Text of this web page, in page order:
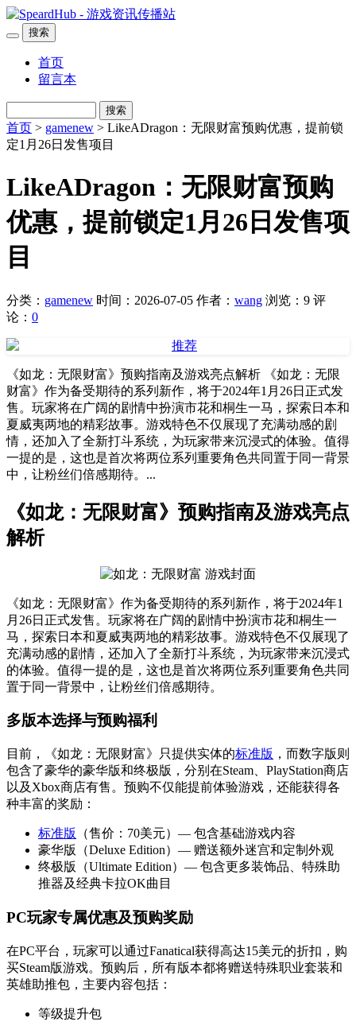
搜索
首页
留言本
搜索
首页 > gamenew > LikeADragon：无限财富预购优惠，提前锁
定1月26日发售项目
LikeADragon：无限财富预购
优惠，提前锁定1月26日发售项
目
分类： gamenew 时间：2026-07-05 作者： wang 浏览：9 评
论： 0
《如龙：无限财富》预购指南及游戏亮点解析 《如龙：无限
财富》作为备受期待的系列新作，将于2024年1月26日正式发
售。玩家将在广阔的剧情中扮演市花和桐生一马，探索日本和
夏威夷两地的精彩故事。游戏特色不仅展现了充满动感的剧
情，还加入了全新打斗系统，为玩家带来沉浸式的体验。值得
一提的是，这也是首次将两位系列重要角色共同置于同一背景
中，让粉丝们倍感期待。...
《如龙：无限财富》预购指南及游戏亮点
解析
《如龙：无限财富》作为备受期待的系列新作，将于2024年1
月26日正式发售。玩家将在广阔的剧情中扮演市花和桐生一
马，探索日本和夏威夷两地的精彩故事。游戏特色不仅展现了
充满动感的剧情，还加入了全新打斗系统，为玩家带来沉浸式
的体验。值得一提的是，这也是首次将两位系列重要角色共同
置于同一背景中，让粉丝们倍感期待。
多版本选择与预购福利
目前，《如龙：无限财富》只提供实体的标准版 ，而数字版则
包含了豪华的豪华版和终极版，分别在Steam、PlayStation商店
以及Xbox商店有售。预购不仅能提前体验游戏，还能获得各
种丰富的奖励：
标准版
（售价：70美元）— 包含基础游戏内容
豪华版（Deluxe Edition）— 赠送额外迷宫和定制外观
终极版（Ultimate Edition）— 包含更多装饰品、特殊助
推器及经典卡拉OK曲目
PC玩家专属优惠及预购奖励
在PC平台，玩家可以通过Fanatical获得高达15美元的折扣，购
买Steam版游戏。预购后，所有版本都将赠送特殊职业套装和
英雄助推包，主要内容包括：
等级提升包